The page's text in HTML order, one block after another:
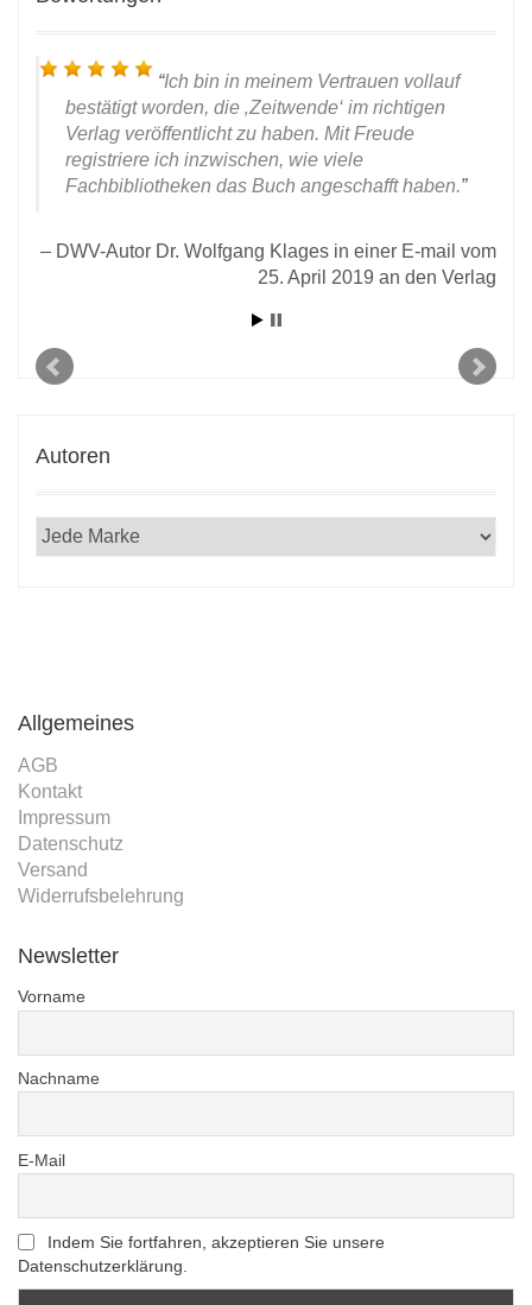
Ich bin in meinem Vertrauen vollauf
bestätigt worden, die ‚Zeitwende‘ im richtigen
Verlag veröffentlicht zu haben. Mit Freude
registriere ich inzwischen, wie viele
Fachbibliotheken das Buch angeschafft haben.
DWV-Autor Dr. Wolfgang Klages in einer E-mail vom
25. April 2019 an den Verlag
Autoren
Allgemeines
AGB
Kontakt
Impressum
Datenschutz
Versand
Widerrufsbelehrung
Newsletter
Vorname
Nachname
E-Mail
Indem Sie fortfahren, akzeptieren Sie unsere
Datenschutzerklärung.